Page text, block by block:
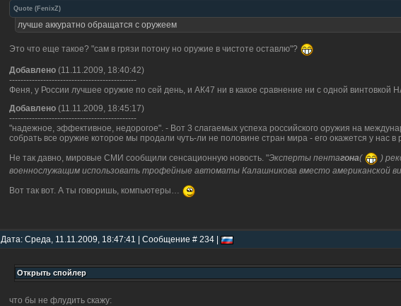
Quote ( FenixZ)
лучше аккуратно обращатся с оружеем
Это что еще такое? "сам в грязи потону но оружие в чистоте оставлю"?
Добавлено (11.11.2009, 18:40:42)
---------------------------------------------
Феня, у России лучшее оружие по сей день, и АК47 ни в какое сравнение ни с одной винтовкой
Добавлено (11.11.2009, 18:45:17)
---------------------------------------------
"надежное, эффективное, недорогое". - Вот 3 слагаемых успеха российского оружия на
собрать все оружие которое мы продали чуть-ли не половине стран мира - его окажется у нас
Не так давно, мировые СМИ сообщили сенсационную новость. "Эксперты пентагона(
)
военнослужащим использовать трофейные автоматы Калашникова вместо американской
Вот так вот. А ты говоришь, компьютеры…
Дата: Среда, 11.11.2009, 18:47:41 | Сообщение # 234 |
что бы не флудить скажу: